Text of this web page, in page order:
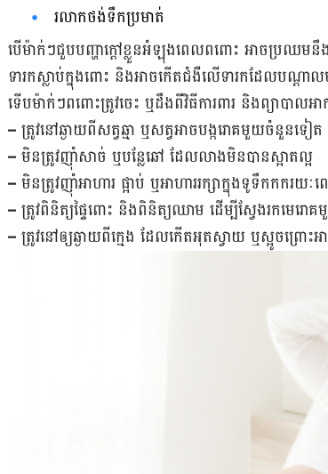
រលាក​ថង់​ទឹក​ប្រមាត់
បើ​ម៉ាក់​ៗ​ជួប​បញ្ហា​ក្ដៅ​ខ្លួន​អំឡុង​ពេល​ពពោះ អាច​ប្រឈ
ទារក​ស្លាប់​ក្នុង​ពោះ និង​អាច​កើត​ជំងឺ​លើ​ទារក​ដែល​បណ្ដ
ទើប​ម៉ាក់ៗ​ពពោះ​ត្រូវ​ចេះ ឬ​ដឹង​ពី​វិធីការពារ និង​ព្យាបាល​អា
–ត្រូវ​នៅ​ឆ្ងាយ​ពី​សត្វ​ឆ្មា ឬ​សត្វ​អាច​បង្ក​រោគ​មួយ​ចំនួន​ទៀត
–មិន​ត្រូវ​ញ៉ាំ​សាច់ ឬ​បន្លែ​ឆៅ ដែល​លាង​មិន​បាន​ស្អាត​ល្អ
–មិន​ត្រូវ​ញ៉ាំ​អាហារ ផ្អាប់ ឬ​អាហារ​រក្សា​ក្នុង​ទូ​ទឹក​កក​រយ
–ត្រូវ​ពិនិត្យ​ផ្ទៃ​ពោះ និង​ពិនិត្យ​ឈាម ដើម្បី​ស្វែង​រក​មេ
–ត្រូវ​នៅ​ឲ្យ​ឆ្ងាយ​ពី​ក្មេង ដែល​កើត​អុត​ស្វាយ ឬ​ស្អូច​ព្រោះ​